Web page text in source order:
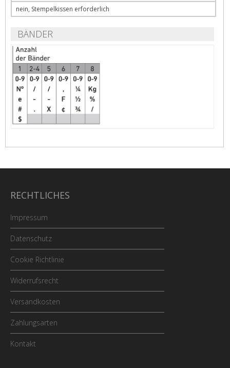
nein, Stempelkissen erforderlich
BÄNDER
RECHTLICHES
Impressum
Datenschutz
Cookie Richtlinie
Widerrufsrecht
Versandkosten
Zahlungsarten
Kontakt